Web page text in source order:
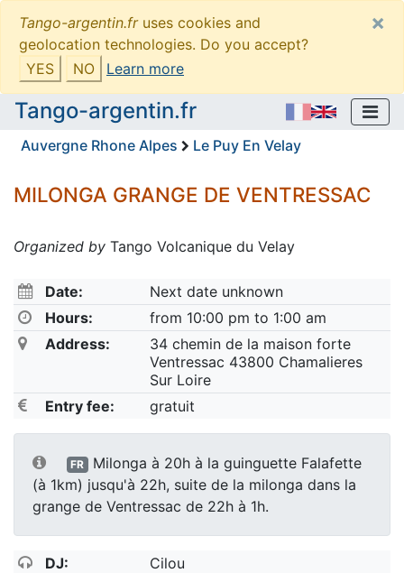
Tango-argentin.fruses cookies and
geolocation technologies. Do you accept?
YES
NO Learn more
×
Tango-argentin.fr
Auvergne Rhone Alpes Le Puy En Velay
MILONGA GRANGE DE VENTRESSAC
Organized by Tango Volcanique du Velay
Date:
Next date unknown
Hours:
from 10:00 pm to 1:00 am
Address:
34 chemin de la maison forte
Ventressac 43800 Chamalieres
Sur Loire
Entry fee:
gratuit
FR
Milonga à 20h à la guinguette Falafette
(à 1km) jusqu'à 22h, suite de la milonga dans la
grange de Ventressac de 22h à 1h.
DJ: Cilou